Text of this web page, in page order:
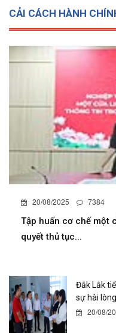
CẢI CÁCH HÀNH
20/08/2025 7384
Tập huấn cơ chế một
quyết thủ tục...
Đắk Lắk
sự hài lòng
20/08/